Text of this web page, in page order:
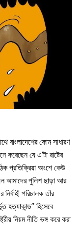
বাংলাদেশের কোন সাধারণ
যে এ’টা রাষ্টের
প্রতিক্রিয়া অংশে কেউ
আমাদের পুলিশ ছাড়া আর
পরিচালক তাঁর
হত্যাকান্ড” হিসেবে
নিয়ম নীতি ভঙ্গ করে করা